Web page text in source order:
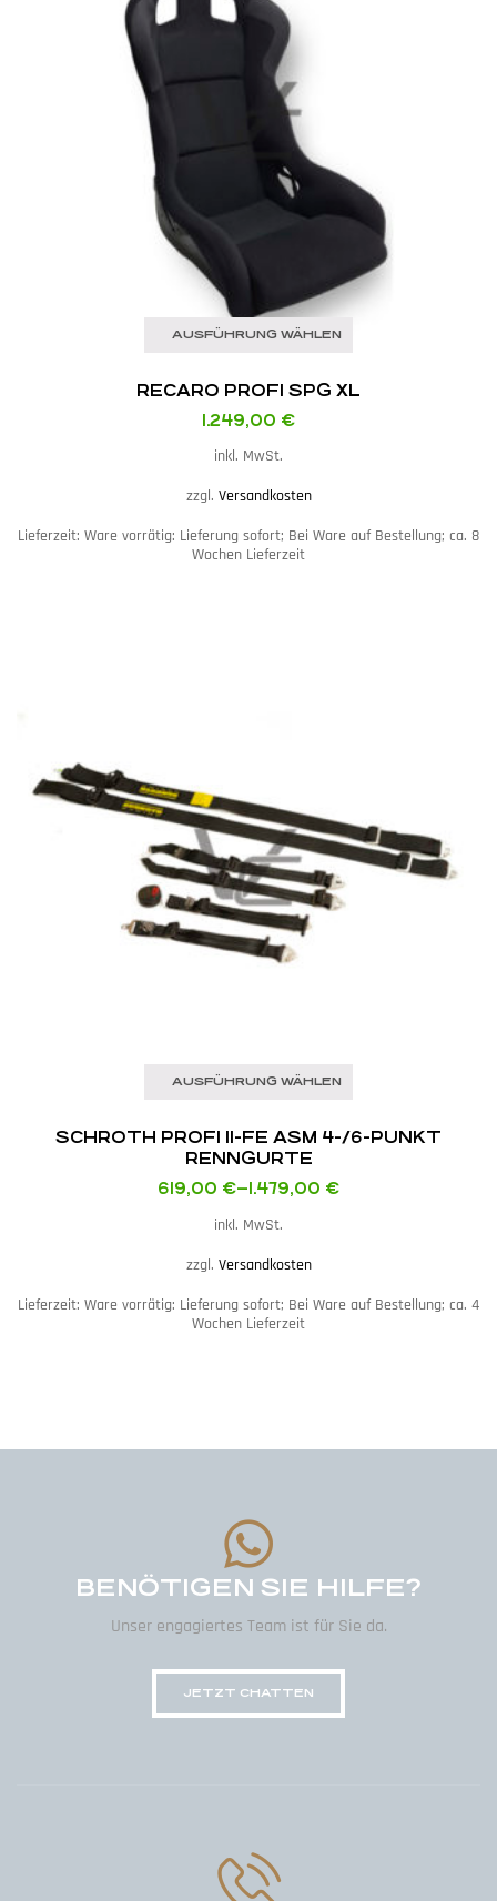
AUSFÜHRUNG WÄHLEN
RECARO PROFI SPG XL
1.249,00 €
inkl. MwSt.
zzgl. Versandkosten
Lieferzeit: Ware vorrätig: Lieferung sofort; Bei Ware auf Bestellung; ca. 8
Wochen Lieferzeit
AUSFÜHRUNG WÄHLEN
SCHROTH PROFI II-FE ASM 4-/6-PUNKT
RENNGURTE
619,00 €– 1.479,00 €
inkl. MwSt.
zzgl. Versandkosten
Lieferzeit: Ware vorrätig: Lieferung sofort; Bei Ware auf Bestellung; ca. 4
Wochen Lieferzeit
BENÖTIGEN SIE HILFE?
Unser engagiertes Team ist für Sie da.
JETZT CHATTEN